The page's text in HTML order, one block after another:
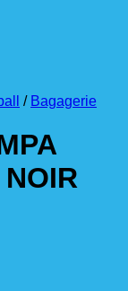
/ Bagagerie